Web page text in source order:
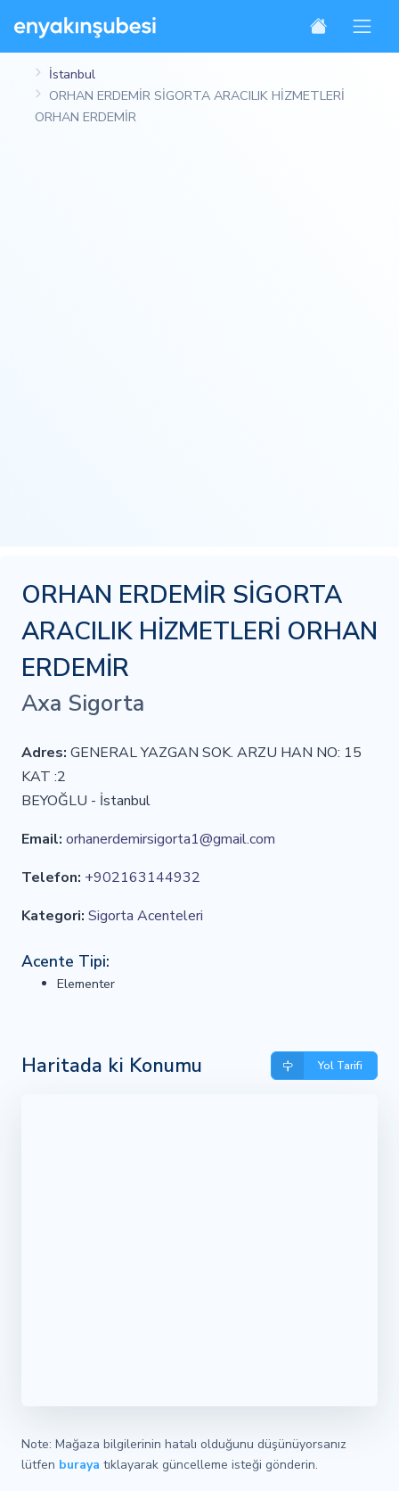
İstanbul
ORHAN ERDEMİR SİGORTA ARACILIK HİZMETLERİ
ORHAN ERDEMİR
ORHAN ERDEMİR SİGORTA
ARACILIK HİZMETLERİ ORHAN
ERDEMİR
Axa Sigorta
Adres: GENERAL YAZGAN SOK. ARZU HAN NO: 15
KAT :2
BEYOĞLU - İstanbul
Email: orhanerdemirsigorta1@gmail.com
Telefon: +902163144932
Kategori: Sigorta Acenteleri
Acente Tipi:
Elementer
Haritada ki Konumu Yol Tarifi
Note: Mağaza bilgilerinin hatalı olduğunu düşünüyorsanız
lütfen buraya tıklayarak güncelleme isteği gönderin.